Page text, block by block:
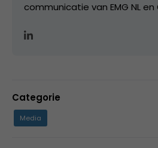
communicatie van EMG NL en
Categorie
Media